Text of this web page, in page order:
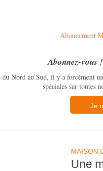
Abonnement
Abonnez-vous
du Nord au Sud, il y a forcément
spéciales sur toutes
Je
MAISON
Une